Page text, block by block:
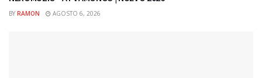
BY RAMON AGOSTO 6, 2026